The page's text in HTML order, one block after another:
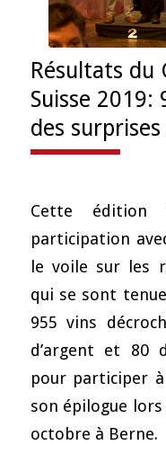
Résultats du
Suisse 2019:
des
Cette édition
participation
le voile sur les
qui se sont
955 vins
d’argent et 80
pour participer
son épilogue
octobre à Berne.